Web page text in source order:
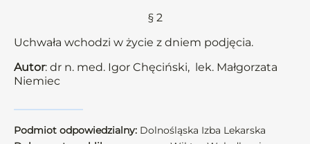
§ 2
Uchwała wchodzi w życie z dniem podjęcia.
Autor: dr n. med. Igor Chęciński, lek. Małgorzata
Niemiec
Podmiot odpowiedzialny: Dolnośląska Izba Lekarska